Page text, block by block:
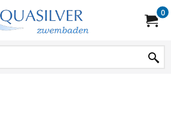
0